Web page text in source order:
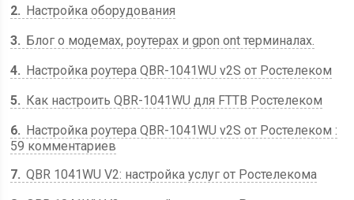
2
Настройка оборудования
3
Блог о модемах, роутерах и gpon ont терминалах.
4
Настройка роутера QBR-1041WU v2S от Ростелеком
5
Как настроить QBR-1041WU для FTTB Ростелеком
6
Настройка роутера QBR-1041WU v2S от Ростелеком :
59 комментариев
7 QBR 1041WU V2: настройка услуг от Ростелекома